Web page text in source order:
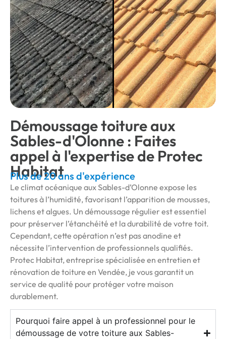
Démoussage toiture aux
Sables-d'Olonne : Faites
appel à l'expertise de Protec
Habitat
Plus de 20 ans d'expérience
Le climat océanique aux Sables-d’Olonne expose les
toitures à l’humidité, favorisant l’apparition de mousses,
lichens et algues. Un démoussage régulier est essentiel
pour préserver l’étanchéité et la durabilité de votre toit.
Cependant, cette opération n’est pas anodine et
nécessite l’intervention de professionnels qualifiés.
Protec Habitat, entreprise spécialisée en entretien et
rénovation de toiture en Vendée, je vous garantit un
service de qualité pour protéger votre maison
durablement.
Pourquoi faire appel à un professionnel pour le
démoussage de votre toiture aux Sables-